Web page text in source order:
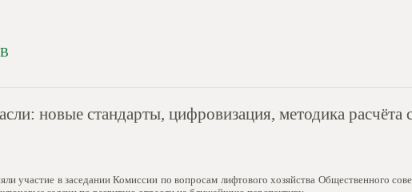
новые стандарты, цифровизация, методика расчёта
участие в заседании Комиссии по вопросам лифтового хозяйства Общественного